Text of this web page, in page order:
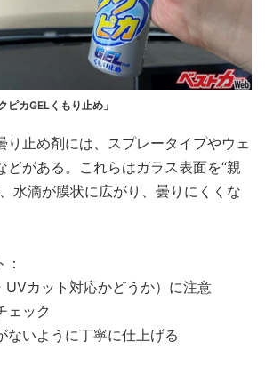
ピカGELくもり止め」
止め剤には、スプレータイプやウェ
どがある。これらはガラス表面を“親
水滴が膜状に広がり、曇りにくくな
UVカット対応かどうか）に注意
ェック
ないように丁寧に仕上げる